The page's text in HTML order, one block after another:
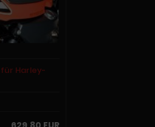
Harley-